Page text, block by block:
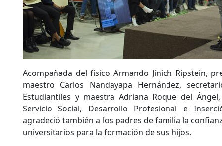
Acompañada del físico Armando Jinich Ripstein,
maestro Carlos Nandayapa Hernández,
Estudiantiles y maestra Adriana Roque del
Servicio Social, Desarrollo Profesional e
agradeció también a los padres de familia la
universitarios para la formación de sus hijos.